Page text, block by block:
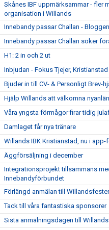
Skånes IBF uppmärksammar - fler
organisation i Willands
Innebandy passar Challan - Bloggen
Innebandy passar Challan söker
H1: 2 in och 2 ut
Inbjudan - Fokus Tjejer, Kristianstad
Bjuder in till CV- & Personligt Brev-
Hjälp Willands att välkomna
Våra yngsta förmågor firar tidig
Damlaget får nya tränare
Willands IBK Kristianstad, nu i app-
Äggförsäljning i december
Integrationsprojekt tillsammans
Innebandyförbundet
Förlängd anmälan till
Tack till våra fantastiska sponsorer
Sista anmälningsdagen till